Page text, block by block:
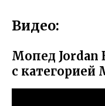
Видео:
Мопед Jordan
с